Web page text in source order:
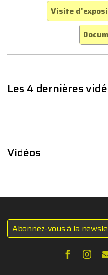
Visite
Les 4 dernières
Vidéos
Abonnez-vous à la